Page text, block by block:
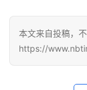
本文来自投稿，
https://